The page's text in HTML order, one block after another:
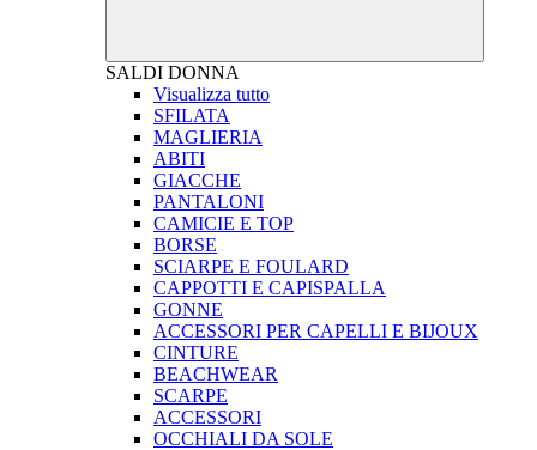
SALDI DONNA
Visualizza tutto
SFILATA
MAGLIERIA
ABITI
GIACCHE
PANTALONI
CAMICIE E TOP
BORSE
SCIARPE E FOULARD
CAPPOTTI E CAPISPALLA
GONNE
ACCESSORI PER CAPELLI E BIJOUX
CINTURE
BEACHWEAR
SCARPE
ACCESSORI
OCCHIALI DA SOLE